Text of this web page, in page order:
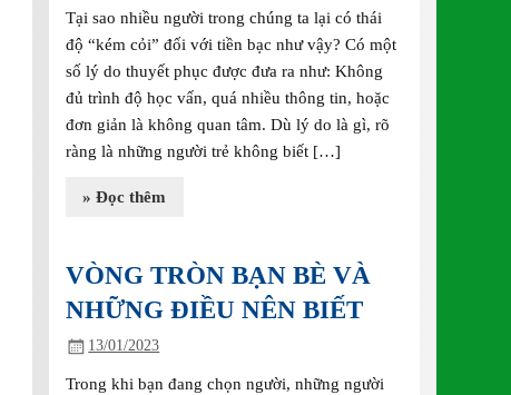
Tại sao nhiều người trong chúng ta lại có thái
độ “kém cỏi” đối với tiền bạc như vậy? Có một
số lý do thuyết phục được đưa ra như: Không
đủ trình độ học vấn, quá nhiều thông tin, hoặc
đơn giản là không quan tâm. Dù lý do là gì, rõ
ràng là những người trẻ không biết […]
» Đọc thêm
VÒNG TRÒN BẠN BÈ VÀ
NHỮNG ĐIỀU NÊN BIẾT
13/01/2023
Trong khi bạn đang chọn người, những người